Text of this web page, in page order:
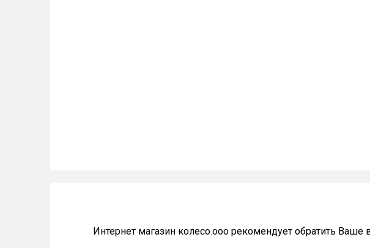
Интернет магазин колесо.ооо рекомендует обратить